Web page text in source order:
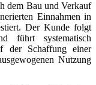
dem Bau und Verkauf
Einnahmen in
Der Kunde folgt
führt systematisch
der Schaffung einer
Nutzung